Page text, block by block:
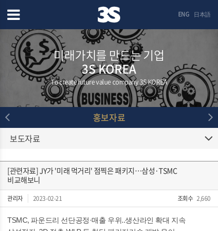
ENG 日本語
미래가치를 만드는 기업
3S KOREA
To create future value company 3S KOREA
홍보자료
보도자료
[관련자료] JY가 '미래 먹거리' 점찍은 패키지…삼성·TSMC
비교해보니
관리자 2023-02-21 조회수 2,660
TSMC, 파운드리 선단공정·매출 우위..생산라인 확대 지속